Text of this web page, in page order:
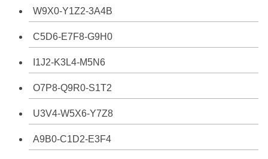
W9X0-Y1Z2-3A4B
C5D6-E7F8-G9H0
I1J2-K3L4-M5N6
O7P8-Q9R0-S1T2
U3V4-W5X6-Y7Z8
A9B0-C1D2-E3F4